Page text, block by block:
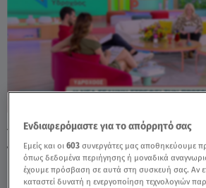
Υδροχόος Σήμερα 15/5/26: Οι
Της Άσης Μπήλιου - Video
Ενδιαφερόμαστε για το απόρρητό σας
Εμείς και οι603 συνεργάτες μας αποθηκεύουμε
όπως δεδομένα περιήγησης ή μοναδικά
έχουμε πρόσβαση σε αυτά στη συσκευή σας. Αν
καταστεί δυνατή η ενεργοποίηση τεχνολογιών